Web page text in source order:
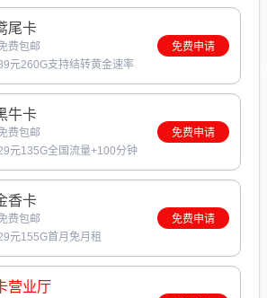
尾卡
费包邮
元260G支持结转黄金速率
免费申请
牛卡
费包邮
元135G全国流量+100分钟
免费申请
香卡
费包邮
元155G首月免月租
免费申请
营业厅